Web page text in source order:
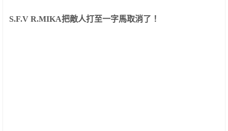
S.F.V R.MIKA把敵人打至一字馬取消了！